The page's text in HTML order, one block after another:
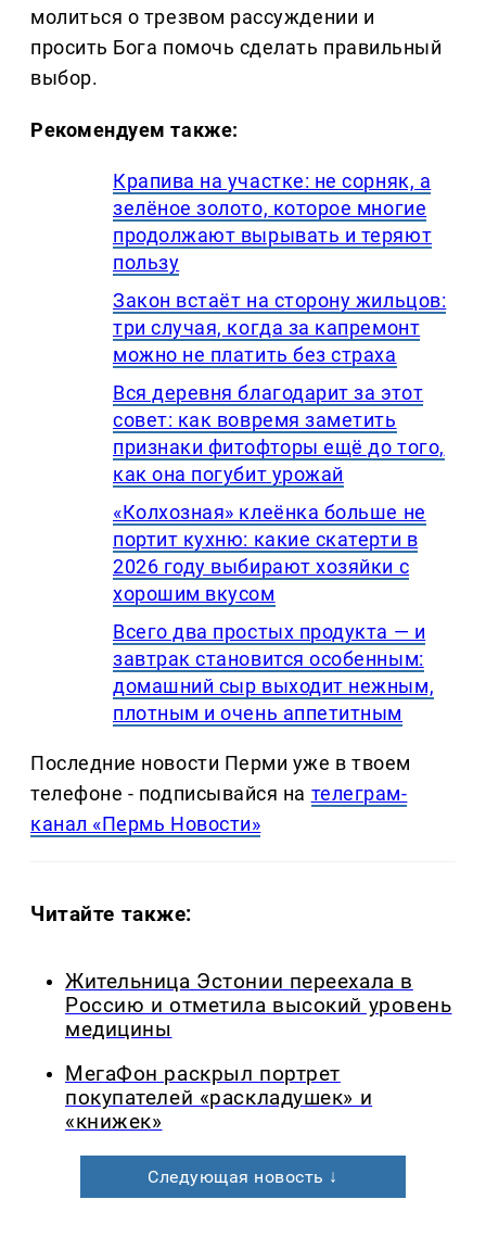
молиться о трезвом рассуждении и
просить Бога помочь сделать правильный
выбор.
Рекомендуем также:
Крапива на участке: не сорняк, а
зелёное золото, которое многие
продолжают вырывать и теряют
пользу
Закон встаёт на сторону жильцов:
три случая, когда за капремонт
можно не платить без страха
Вся деревня благодарит за этот
совет: как вовремя заметить
признаки фитофторы ещё до того,
как она погубит урожай
«Колхозная» клеёнка больше не
портит кухню: какие скатерти в
2026 году выбирают хозяйки с
хорошим вкусом
Всего два простых продукта — и
завтрак становится особенным:
домашний сыр выходит нежным,
плотным и очень аппетитным
Последние новости Перми уже в твоем
телефоне - подписывайся на телеграм-
канал «Пермь Новости»
Читайте также:
Жительница Эстонии переехала в
Россию и отметила высокий уровень
медицины
МегаФон раскрыл портрет
покупателей «раскладушек» и
«книжек»
Следующая новость ↓